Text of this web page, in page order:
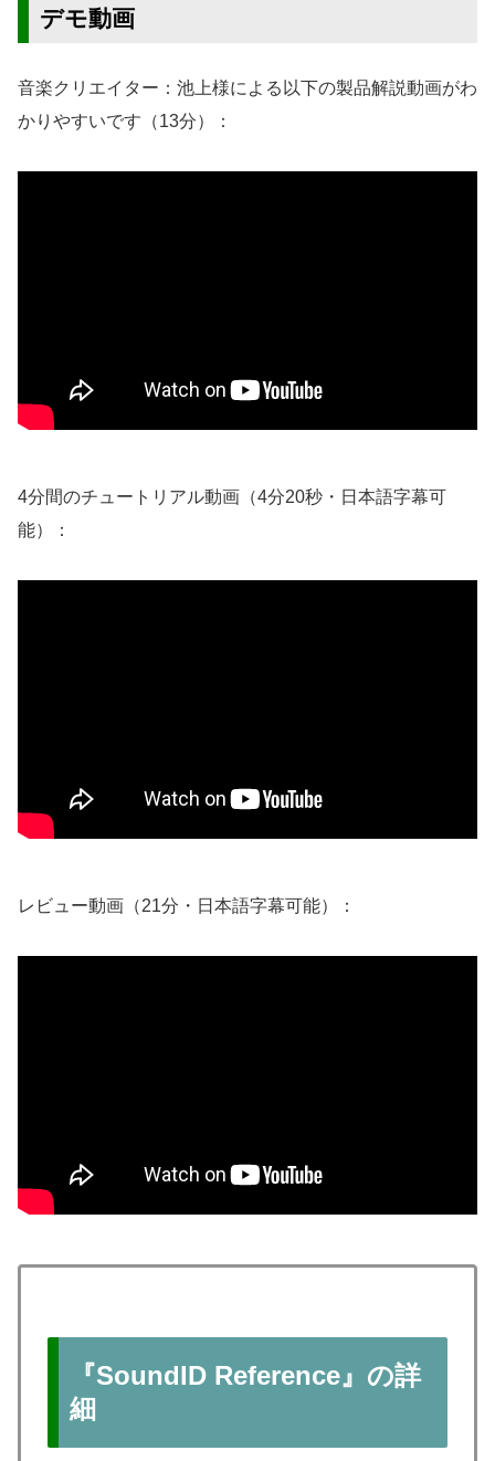
デモ動画
音楽クリエイター：池上様による以下の製品解説動画がわ
かりやすいです（13分）：
4分間のチュートリアル動画（4分20秒・日本語字幕可
能）：
レビュー動画（21分・日本語字幕可能）：
『SoundID Reference』の詳
細